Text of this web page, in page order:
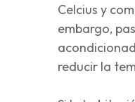
Celcius y
embargo,
reducir la